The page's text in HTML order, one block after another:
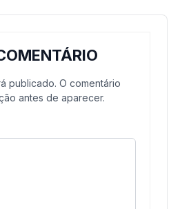
publicado. O comentário
antes de aparecer.